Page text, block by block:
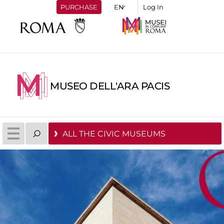
PURCHASE Log In
MUSEO DELL'ARA PACIS
ALL THE CIVIC MUSEUMS